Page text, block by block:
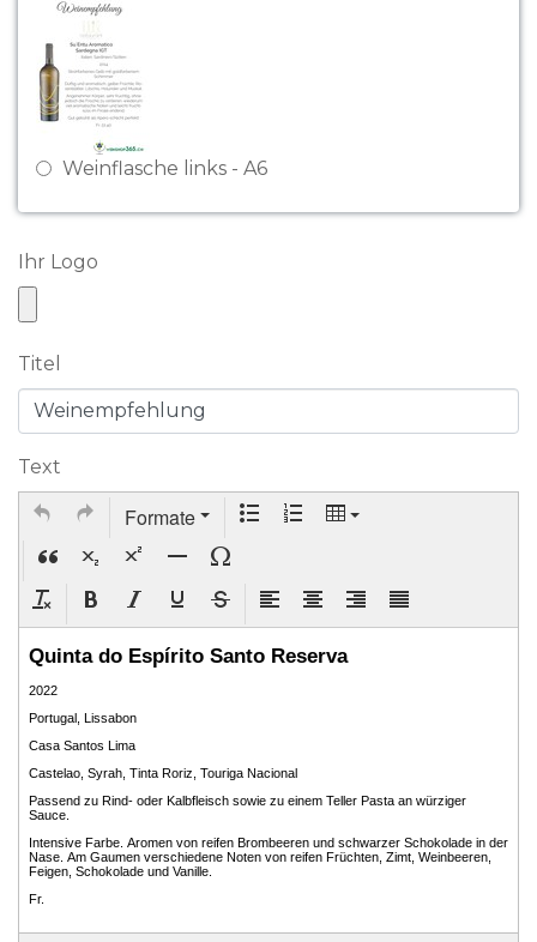
Weinflasche links - A6
Ihr Logo
Titel
Text
Formate